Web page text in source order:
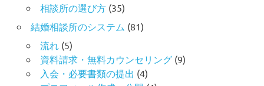
相談所の選び方(35)
結婚相談所のシステム (81)
流れ (5)
資料請求・無料カウンセリング(9)
入会・必要書類の提出 (4)